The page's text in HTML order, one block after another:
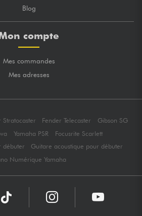
Blog
compte
Mes commandes
Mes adresses
Stratocaster Fender Telecaster
Gibson SG
Yamaha PSR
Focusrite Scarlett
débuter
Guitare acoustique pour débuter
Numérique Yamaha